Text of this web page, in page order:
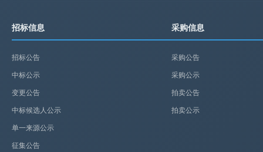
招标信息
招标公告
中标公示
变更公告
中标候选人公示
单一来源公示
征集公告
采购信息
采购公告
采购公示
拍卖公告
拍卖公示